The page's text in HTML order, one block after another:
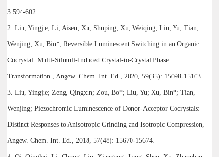
3:594-602
2. Liu, Yingjie; Li, Aisen; Xu, Shuping; Xu, Weiqing; Liu, Yu; Tian,
Wenjing; Xu, Bin*; Reversible Luminescent Switching in an Organic
Cocrystal: Multi-Stimuli-Induced Crystal-to-Crystal Phase
Transformation , Angew. Chem. Int. Ed., 2020, 59(35): 15098-15103.
3. Liu, Yingjie; Zeng, Qingxin; Zou, Bo*; Liu, Yu; Xu, Bin*; Tian,
Wenjing; Piezochromic Luminescence of Donor-Acceptor Cocrystals:
Distinct Responses to Anisotropic Grinding and Isotropic Compression,
Angew. Chem. Int. Ed., 2018, 57(48): 15670-15674.